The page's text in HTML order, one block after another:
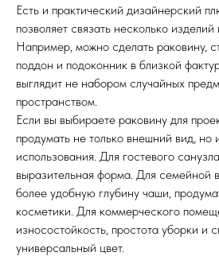
Есть и практический дизайнерский
позволяет связать несколько
Например, можно сделать раковину,
поддон и подоконник в близкой
выглядит не набором случайных
пространством.
Если вы выбираете раковину для
продумать не только внешний вид, но
использования. Для гостевого
выразительная форма. Для семейной
более удобную глубину чаши,
косметики. Для коммерческого
износостойкость, простота уборки и
универсальный цвет.